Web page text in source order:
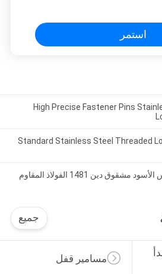
استمر
High Precise Fastener Pins
Standard Stainless Steel Threaded
الزنك إنهاء السحابات دبابيس الأسود مشقوق دين 1481 الفولاذ المقاوم
جميع
مسامير قفل